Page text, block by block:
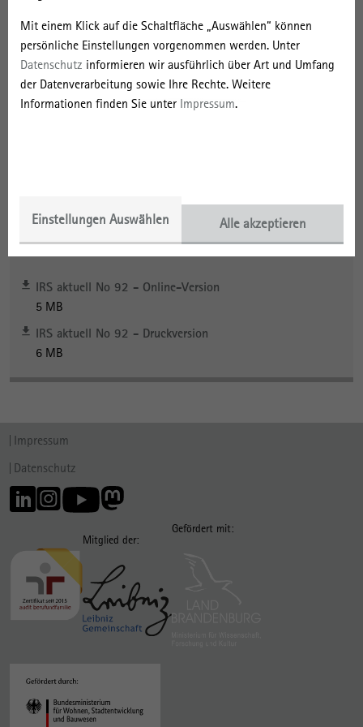
Mit einem Klick auf die Schaltfläche „Auswählen“ können
persönliche Einstellungen vorgenommen werden. Unter
Datenschutz informieren wir ausführlich über Art und Umfang
der Datenverarbeitung sowie Ihre Rechte. Weitere
Informationen finden Sie unter Impressum.
Einstellungen Auswählen Alle akzeptieren
Aus dem Inhalt
Polarisierung – neue Antworten gesucht
Zuwanderung – wie Städte reagieren
Download
IRS aktuell No 92 - Online-Version
5 MB
IRS aktuell No 92 - Druckversion
6 MB
Impressum
Datenschutz
Mitglied der:
Gefördert mit: